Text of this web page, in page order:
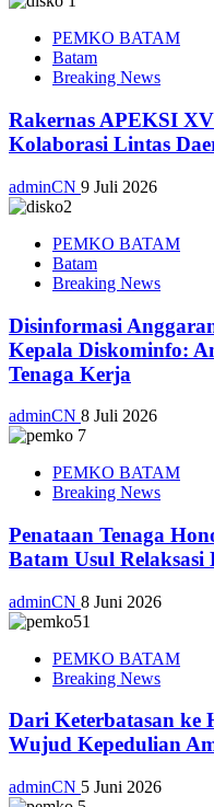
PEMKO BATAM
Batam
Breaking News
Rakernas APEKSI
Kolaborasi Lintas
adminCN 9 Juli 2026
PEMKO BATAM
Batam
Breaking News
Disinformasi
Kepala Diskominfo:
Tenaga Kerja
adminCN 8 Juli 2026
PEMKO BATAM
Breaking News
Penataan Tenaga
Batam Usul Relaksasi
adminCN 8 Juni 2026
PEMKO BATAM
Breaking News
Dari Keterbatasan ke
Wujud Kepedulian
adminCN 5 Juni 2026